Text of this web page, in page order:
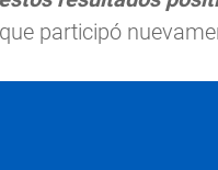
participó